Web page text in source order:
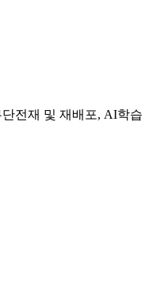
전재 및 재배포, AI학습